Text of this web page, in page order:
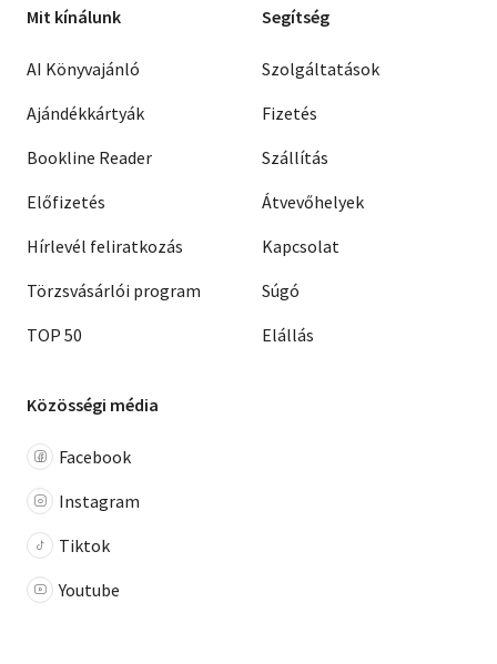
Mit kínálunk
AI Könyvajánló
Ajándékkártyák
Bookline Reader
Előfizetés
Hírlevél feliratkozás
Törzsvásárlói program
TOP 50
Segítség
Szolgáltatások
Fizetés
Szállítás
Átvevőhelyek
Kapcsolat
Súgó
Elállás
Közösségi média
Facebook
Instagram
Tiktok
Youtube